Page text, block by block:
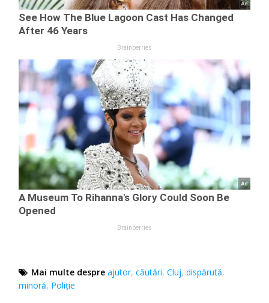
Mai multe despre ajutor,căutări,Cluj,dispărută,
minoră, Poliție